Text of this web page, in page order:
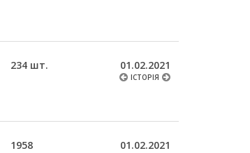
234 шт. 01.02.2021
ІСТОРІЯ
1958
01.02.2021